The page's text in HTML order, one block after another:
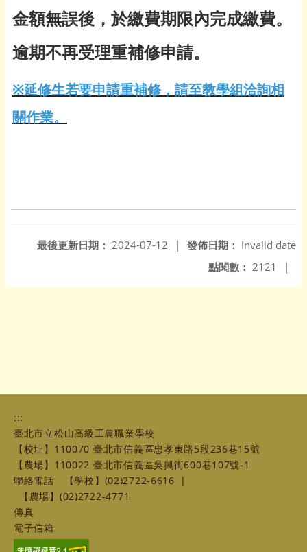
金額無誤後，於繳費期限內完成繳費。
逾期不再受理重補修申請。
※延修生若要申請重補修，請至教學組洽詢相
關作業。
發佈日期： Invalid date
最後更新日期： 2024-07-12
|
點閱數： 2121 |
:::
臺北市立松山高級工農職業學校
【校址】110070 臺北市信義區忠孝東路5段236巷15號
【農場】110022 臺北市信義區吳興街600巷107號-1
聯絡電話
【學校】(02)2722-6616
|
【農場】(02)2722-4771
傳真
電子信箱